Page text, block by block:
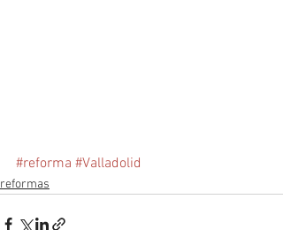
#reforma #Valladolid
reformas